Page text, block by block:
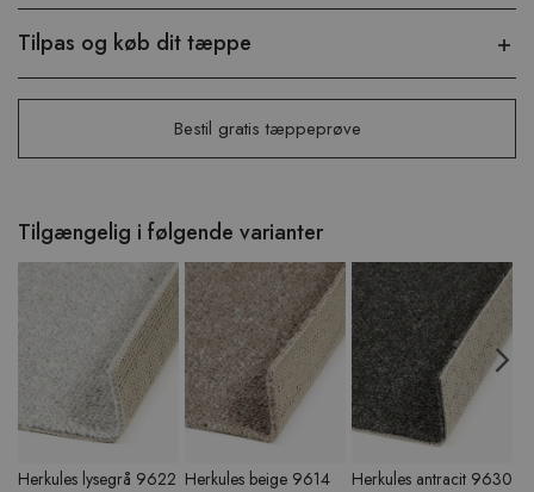
Tilpas og køb dit tæppe
Bestil gratis tæppeprøve
Tilgængelig i følgende varianter
Previous
Herkules lysegrå 9622 Herkules beige 9614 Herkules antracit 9630